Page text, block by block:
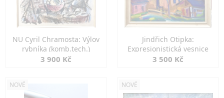
NU Cyril Chramosta: Výlov
rybníka (komb.tech.)
3 900 Kč
Jindřich Otipka:
Expresionistická vesnice
3 500 Kč
NOVÉ NOVÉ